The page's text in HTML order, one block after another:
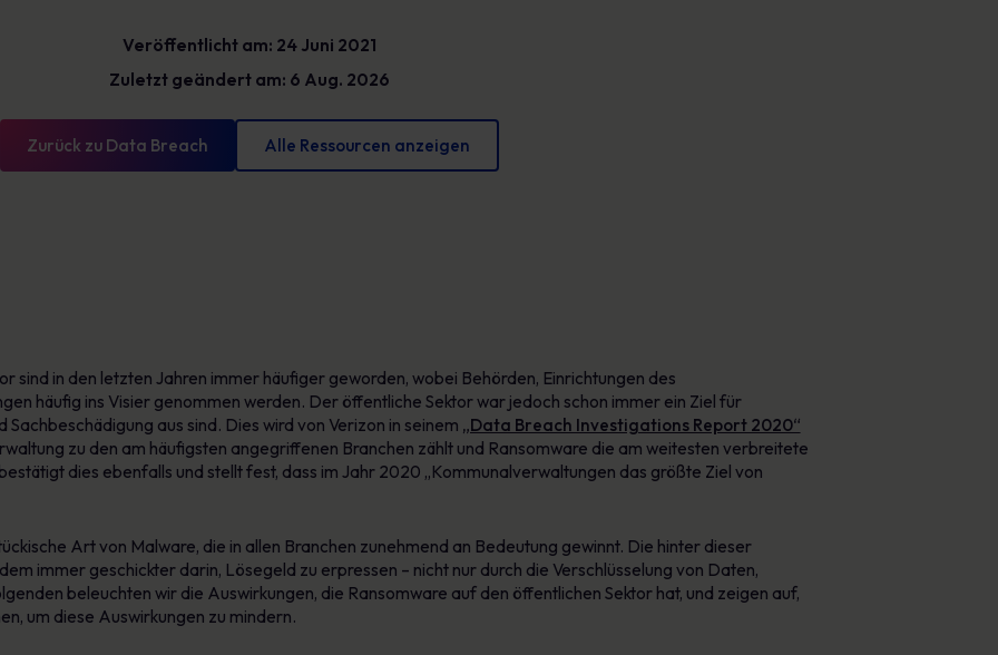
vorweisen können
Definitionen zur Cybersicherheit, die Sie kennen
sollten
Veröffentlicht am: 24 Juni 2021
Zuletzt geändert am: 6 Aug. 2026
Zurück zu Data Breach Alle Ressourcen anzeigen
sind in den letzten Jahren immer häufiger geworden, wobei Behörden, Einrichtungen des
häufig ins Visier genommen werden. Der öffentliche Sektor war jedoch schon immer ein Ziel für
aus sind. Dies wird von Verizon in seinem „Data Breach Investigations Report 2020“
zu den am häufigsten angegriffenen Branchen zählt und Ransomware die am weitesten verbreitete
dies ebenfalls und stellt fest, dass im Jahr 2020 „Kommunalverwaltungen das größte Ziel von
Art von Malware, die in allen Branchen zunehmend an Bedeutung gewinnt. Die hinter dieser
immer geschickter darin, Lösegeld zu erpressen – nicht nur durch die Verschlüsselung von Daten,
beleuchten wir die Auswirkungen, die Ransomware auf den öffentlichen Sektor hat, und zeigen auf,
um diese Auswirkungen zu mindern.